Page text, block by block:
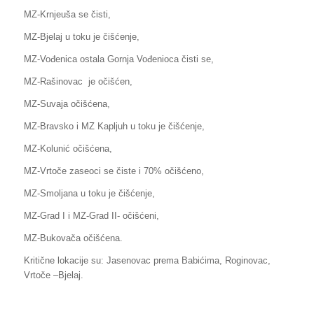
MZ-Krnjeuša se čisti,
MZ-Bjelaj u toku je čišćenje,
MZ-Vođenica ostala Gornja Vođenioca čisti se,
MZ-Rašinovac je očišćen,
MZ-Suvaja očišćena,
MZ-Bravsko i MZ Kapljuh u toku je čišćenje,
MZ-Kolunić očišćena,
MZ-Vrtoče zaseoci se čiste i 70% očišćeno,
MZ-Smoljana u toku je čišćenje,
MZ-Grad I i MZ-Grad II- očišćeni,
MZ-Bukovača očišćena.
Kritične lokacije su: Jasenovac prema Babićima, Roginovac,
Vrtoče –Bjelaj.